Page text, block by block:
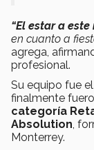
“El estar a
en cuanto a
agrega,
profesional.
Su equipo fue
finalmente
categoría
Absolution,
Monterrey.